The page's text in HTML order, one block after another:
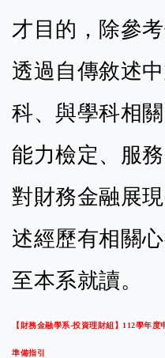
才目的，除參
透過自傳敘述
科、與學科相
能力檢定、服
對財務金融展
述經歷有相關
至本系就讀。
【財務金融學系-投資理財組】112學年
準備指引